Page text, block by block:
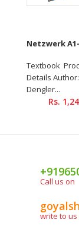
Textbook
Details
Dengler...
Rs.
Call us on
write to us